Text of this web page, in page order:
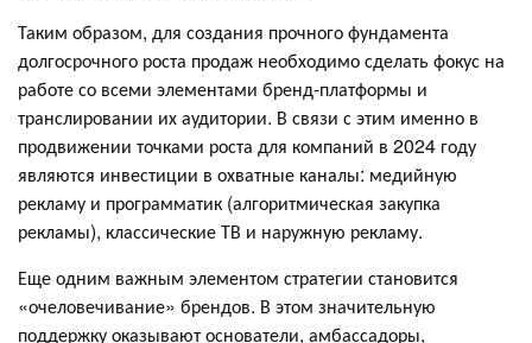
Таким образом, для создания прочного фундамента
долгосрочного роста продаж необходимо сделать фокус на
работе со всеми элементами бренд-платформы и
транслировании их аудитории. В связи с этим именно в
продвижении точками роста для компаний в 2024 году
являются инвестиции в охватные каналы: медийную
рекламу и программатик (алгоритмическая закупка
рекламы), классические ТВ и наружную рекламу.
Еще одним важным элементом стратегии становится
«очеловечивание» брендов. В этом значительную
поддержку оказывают основатели, амбассадоры,